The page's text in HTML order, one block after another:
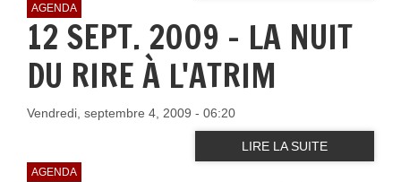
AGENDA
12 SEPT. 2009 - LA NUIT
DU RIRE À L'ATRIM
Vendredi, septembre 4, 2009 - 06:20
LIRE LA SUITE
AGENDA